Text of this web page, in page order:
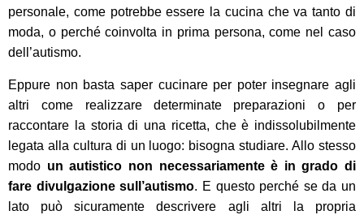
personale, come potrebbe essere la cucina che va tantodi
moda, o perché coinvolta in prima persona, come nel caso
del l’autismo.
Eppure non basta saper cucinareper poter insegnare agli
altri come realizzare
determinate preparazioni o per
raccontare la storia di una ricetta, che è indissolubilmente
legata alla cultura di un luogo: bisogna studiare. Allo stesso
modo un autistico non necessariamenteè in grado di
fare divulgazione sull’autismo. E questo perché se da un
lato può sicuramente descrivere agli altri la propria